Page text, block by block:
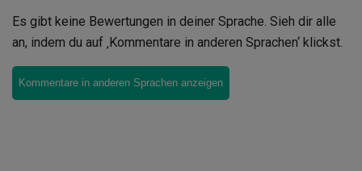
Es gibt keine Bewertungen in deiner Sprache. Sieh dir alle
an, indem du auf ‚Kommentare in anderen Sprachen‘ klickst.
Kommentare in anderen Sprachen anzeigen